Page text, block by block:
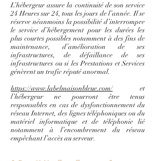
L’hébergeur assure la continuité de son service
24 Heures sur 24, tous les jours de l’année. Il se
réserve néanmoins la possibilité d’interrompre
le service d’hébergement pour les durées les
plus courtes possibles notamment à des fins de
maintenance, d’amélioration de ses
infrastructures, de défaillance de ses
infrastructures ou si les Prestations et Services
génèrent un trafic réputé anormal.
https://www.labelmaisonbleue.com/et
l’hébergeur ne pourront être tenus
responsables en cas de dysfonctionnement du
réseau Internet, des lignes téléphoniques ou du
matériel informatique et de téléphonie lié
notamment à l’encombrement du réseau
empêchant l’accès au serveur.